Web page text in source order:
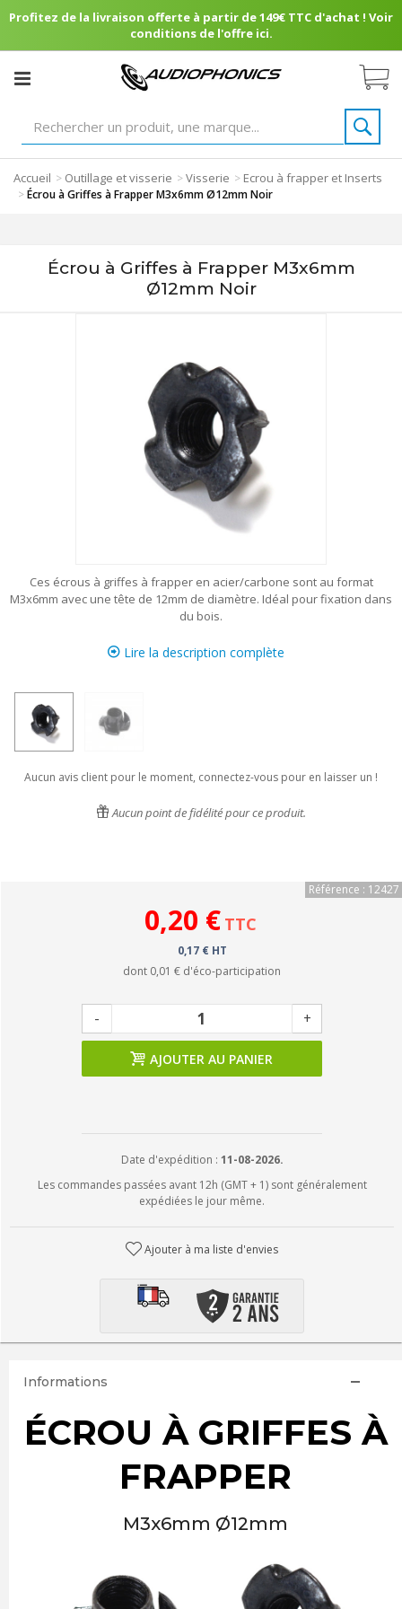
Profitez de la livraison offerte à partir de 149€ TTC d'achat ! Voir
conditions de l'offre ici.
Accueil > Outillage et visserie >Visserie > Ecrou à frapper et Inserts
>Écrou à Griffes à Frapper M3x6mm Ø12mm Noir
Écrou à Griffes à Frapper M3x6mm
Ø12mm Noir
Ces écrous à griffes à frapper en acier/carbone sont au format
M3x6mm avec une tête de 12mm de diamètre. Idéal pour fixation dans
du bois.
Lire la description complète
Aucun avis client pour le moment, connectez-vous pour en laisser un !
Aucun point de fidélité pour ce produit.
Référence : 12427
0,20 € TTC
0,17 € HT
dont 0,01 € d'éco-participation
- +
AJOUTER AU PANIER
Date d'expédition : 11-08-2026.
Les commandes passées avant 12h (GMT + 1) sont généralement
expédiées le jour même.
Ajouter à ma liste d'envies
Informations
ÉCROU À GRIFFES À
FRAPPER
M3x6mm Ø12mm